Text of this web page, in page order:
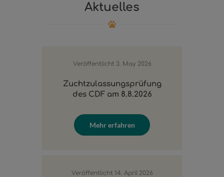
Aktuelles
Veröffentlicht 3. May 2026
Zuchtzulassungsprüfung
des CDF am 8.8.2026
Mehr erfahren
Veröffentlicht 14. April 2026